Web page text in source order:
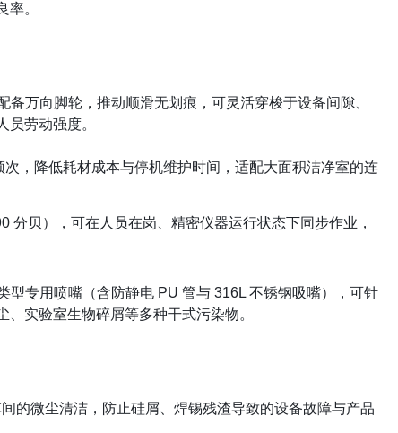
。
万向脚轮，推动顺滑无划痕，可灵活穿梭于设备间隙、
劳动强度。
，降低耗材成本与停机维护时间，适配大面积洁净室的连
贝），可在人员在岗、精密仪器运行状态下同步作业，
专用喷嘴（含防静电 PU 管与 316L 不锈钢吸嘴），可针
实验室生物碎屑等多种干式污染物。
的微尘清洁，防止硅屑、焊锡残渣导致的设备故障与产品